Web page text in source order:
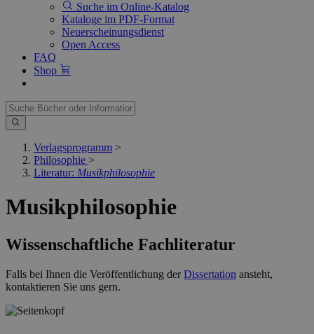
Suche im Online-Katalog
Kataloge im PDF-Format
Neuerscheinungsdienst
Open Access
FAQ
Shop
Verlagsprogramm >
Philosophie >
Literatur: Musikphilosophie
Musikphilosophie
Wissenschaftliche Fachliteratur
Falls bei Ihnen die Veröffentlichung derDissertation ansteht,
kontaktieren Sie uns gern.